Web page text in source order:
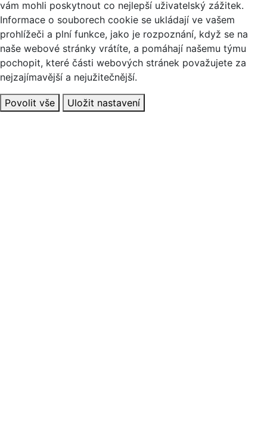
vám mohli poskytnout co nejlepší uživatelský zážitek.
Informace o souborech cookie se ukládají ve vašem
prohlížeči a plní funkce, jako je rozpoznání, když se na
naše webové stránky vrátíte, a pomáhají našemu týmu
pochopit, které části webových stránek považujete za
nejzajímavější a nejužitečnější.
Povolit vše Uložit nastavení